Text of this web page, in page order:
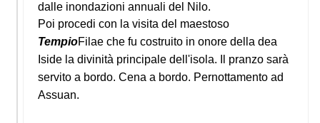
dalle inondazioni annuali del Nilo.
Poi procedi con la visita del maestoso
TempioFilae che fu costruito in onore della dea
Iside la divinità principale dell'isola. Il pranzo sarà
servito a bordo. Cena a bordo. Pernottamento ad
Assuan.